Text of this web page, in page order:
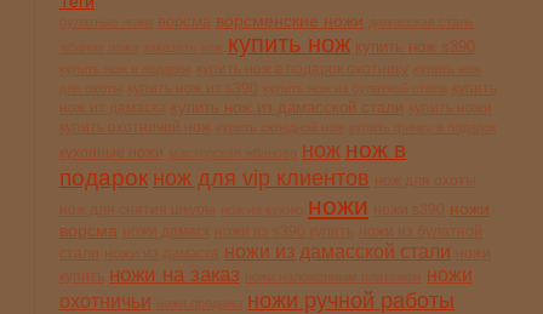
ворсма ворсменские ножи
купить нож купить нож s390
купить нож из дамасской стали
купить охотничий нож
кухонные ножи нож нож в
подарок нож для vip клиентов нож для охоты
ножи
ножи
ворсма
ножи дамаск
ножи из булатной
ножи из дамасской стали
ножи
ножи на заказ
ножи
охотничьи
ножи ручной работы